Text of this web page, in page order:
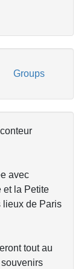
Groups
avec
et la Petite
lieux de Paris
tout au